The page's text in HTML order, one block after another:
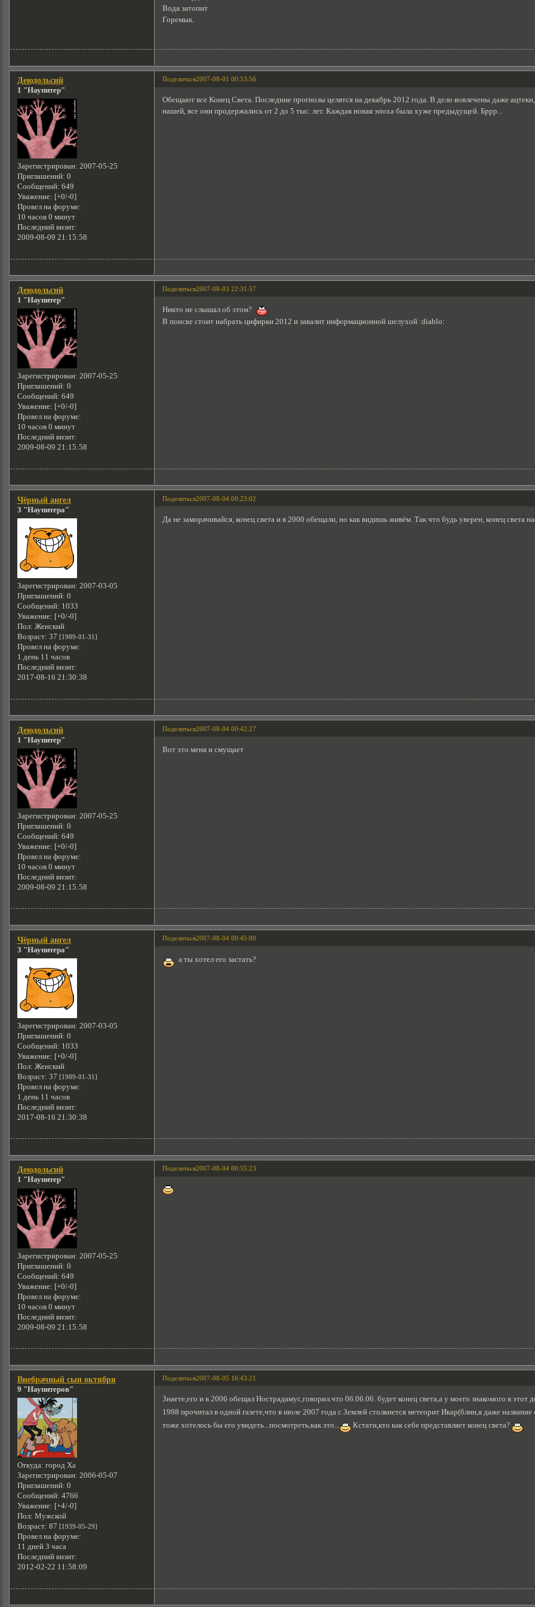
Вода затопит
Горемык.
Поделиться2007-08-01 00:53:56
Деюдольсий
1 "Наупитер"
Зарегистрирован: 2007-05-25
Приглашений: 0
Сообщений: 649
Уважение: [+0/-0]
Провел на форуме:
10 часов 0 минут
Последний визит:
2009-08-09 21:15:58
Обещают все Конец Света. Последние прогнозы целятся на декабрь 2012 года. В дело вовлечены даже
нашей, все они продержались от 2 до 5 тыс. лет. Каждая новая эпоха была хуже предыдущей. Бррр...
Поделиться2007-08-03 22:31:57
Деюдольсий
1 "Наупитер"
Зарегистрирован: 2007-05-25
Приглашений: 0
Сообщений: 649
Уважение: [+0/-0]
Провел на форуме:
10 часов 0 минут
Последний визит:
2009-08-09 21:15:58
Никто не слышал об этом?
В поиске стоит набрать цифирки 2012 и завалит информационной шелухой :diablo:
Поделиться2007-08-04 00:23:02
Чёрный ангел
3 "Наупитера"
Зарегистрирован: 2007-03-05
Приглашений: 0
Сообщений: 1033
Уважение: [+0/-0]
Пол: Женский
Возраст: 37 [1989-01-31]
Провел на форуме:
1 день 11 часов
Последний визит:
2017-08-16 21:30:38
Да не заморачивайся, конец света и в 2000 обещали, но как видишь живём. Так что будь уверен, конец света
Поделиться2007-08-04 00:42:27
Деюдольсий
1 "Наупитер"
Зарегистрирован: 2007-05-25
Приглашений: 0
Сообщений: 649
Уважение: [+0/-0]
Провел на форуме:
10 часов 0 минут
Последний визит:
2009-08-09 21:15:58
Вот это меня и смущает
Поделиться2007-08-04 00:45:00
Чёрный ангел
3 "Наупитера"
Зарегистрирован: 2007-03-05
Приглашений: 0
Сообщений: 1033
Уважение: [+0/-0]
Пол: Женский
Возраст: 37 [1989-01-31]
Провел на форуме:
1 день 11 часов
Последний визит:
2017-08-16 21:30:38
а ты хотел его застать?
Поделиться2007-08-04 00:55:23
Деюдольсий
1 "Наупитер"
Зарегистрирован: 2007-05-25
Приглашений: 0
Сообщений: 649
Уважение: [+0/-0]
Провел на форуме:
10 часов 0 минут
Последний визит:
2009-08-09 21:15:58
Поделиться2007-08-05 16:43:21
Внебрачный сын октября
9 "Наупитеров"
Откуда: город Ха
Зарегистрирован: 2006-05-07
Приглашений: 0
Сообщений: 4766
Уважение: [+4/-0]
Пол: Мужской
Возраст: 87 [1939-05-29]
Провел на форуме:
11 дней 3 часа
Последний визит:
2012-02-22 11:58:09
Знаете,его и в 2006 обещал Нострадамус,говорил.что 06.06.06. будет конец света,а у моего знакомого в этот
1998 прочитал в одной газете,что в июле 2007 года с Землей столкнется метеорит Икар(блин,я даже
тоже хотелось бы его увидеть...посмотреть,как это...
Кстати,кто как себе представляет конец света?